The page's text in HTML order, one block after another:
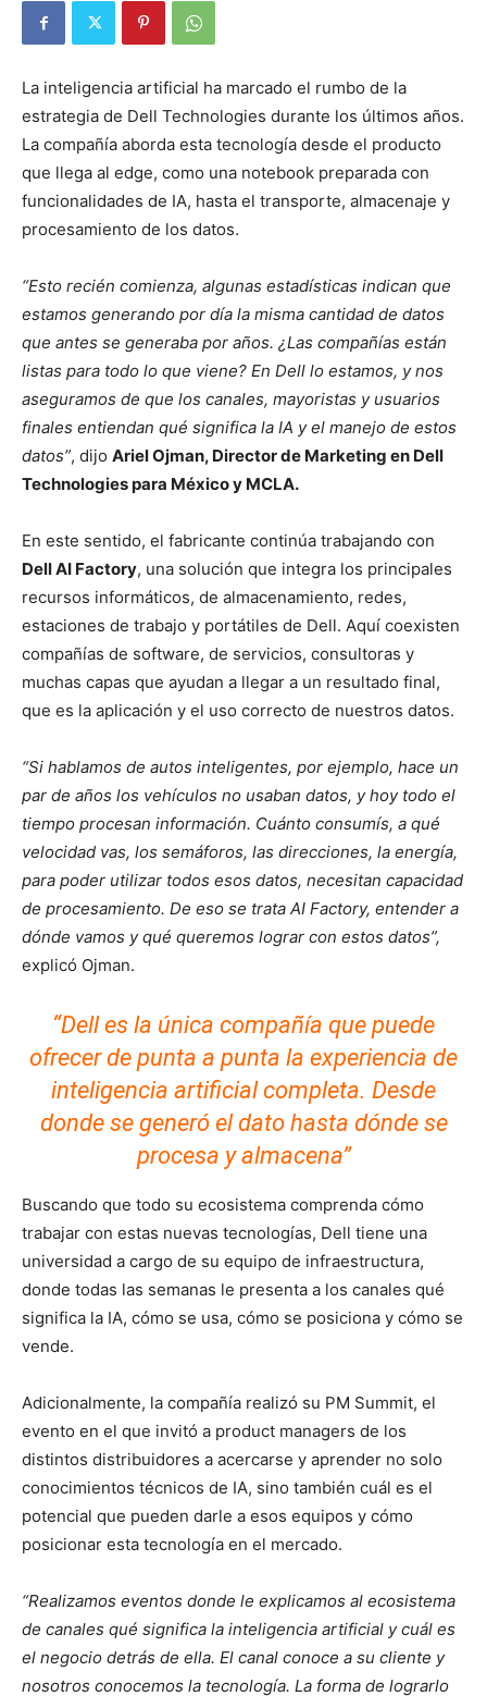
La inteligencia artificial ha marcado el rumbo de la
estrategia de Dell Technologies durante los últimos años.
La compañía aborda esta tecnología desde el producto
que llega al edge, como una notebook preparada con
funcionalidades de IA, hasta el transporte, almacenaje y
procesamiento de los datos.
“Esto recién comienza, algunas estadísticas indican que
estamos generando por día la misma cantidad de datos
que antes se generaba por años. ¿Las compañías están
listas para todo lo que viene? En Dell lo estamos, y nos
aseguramos de que los canales, mayoristas y usuarios
finales entiendan qué significa la IA y el manejo de estos
datos”, dijo Ariel Ojman, Director de Marketing en Dell
Technologies para México y MCLA.
En este sentido, el fabricante continúa trabajando con
Dell AI Factory, una solución que integra los principales
recursos informáticos, de almacenamiento, redes,
estaciones de trabajo y portátiles de Dell. Aquí coexisten
compañías de software, de servicios, consultoras y
muchas capas que ayudan a llegar a un resultado final,
que es la aplicación y el uso correcto de nuestros datos.
“Si hablamos de autos inteligentes, por ejemplo, hace un
par de años los vehículos no usaban datos, y hoy todo el
tiempo procesan información. Cuánto consumís, a qué
velocidad vas, los semáforos, las direcciones, la energía,
para poder utilizar todos esos datos, necesitan capacidad
de procesamiento. De eso se trata AI Factory, entender a
dónde vamos y qué queremos lograr con estos datos”,
explicó Ojman.
“Dell es la única compañía que puede
ofrecer de punta a punta la experiencia de
inteligencia artificial completa. Desde
donde se generó el dato hasta dónde se
procesa y almacena”
Buscando que todo su ecosistema comprenda cómo
trabajar con estas nuevas tecnologías, Dell tiene una
universidad a cargo de su equipo de infraestructura,
donde todas las semanas le presenta a los canales qué
significa la IA, cómo se usa, cómo se posiciona y cómo se
vende.
Adicionalmente, la compañía realizó su PM Summit, el
evento en el que invitó a product managers de los
distintos distribuidores a acercarse y aprender no solo
conocimientos técnicos de IA, sino también cuál es el
potencial que pueden darle a esos equipos y cómo
posicionar esta tecnología en el mercado.
“Realizamos eventos donde le explicamos al ecosistema
de canales qué significa la inteligencia artificial y cuál es
el negocio detrás de ella. El canal conoce a su cliente y
nosotros conocemos la tecnología. La forma de lograrlo